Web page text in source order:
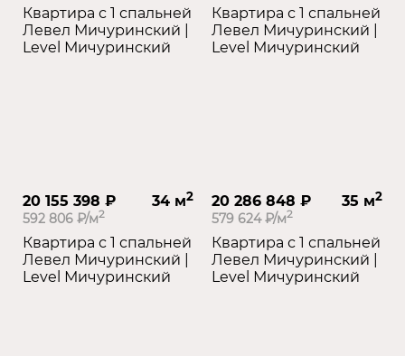
Квартира с 1 спальней
Левел Мичуринский |
Level Мичуринский
Квартира с 1 спальней
Левел Мичуринский |
Level Мичуринский
20 155 398 ₽ 34 м2
592 806 ₽/м2
Квартира с 1 спальней
Левел Мичуринский |
Level Мичуринский
20 286 848 ₽ 35 м2
579 624 ₽/м2
Квартира с 1 спальней
Левел Мичуринский |
Level Мичуринский